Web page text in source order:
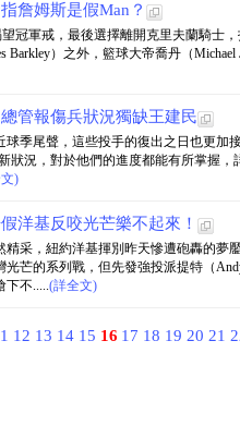
詹姆斯是假Man？
望冠軍戒，最後選擇離開克里夫蘭騎士
Barkley）之外，籃球大帝喬丹（
管報傷兵狀況獨缺王建民
季尾聲，這些投手的復出之日也更加
狀況，對於他們的進度都能有所掌握
)
洋基反咬光芒樂不起來！
采，紐約洋基揮別昨天慘遭砲轟的夢
芒的系列戰，但先發強投派提特（
下不.....(詳全文)
12 13 14 15 16 17 18 19 20 21